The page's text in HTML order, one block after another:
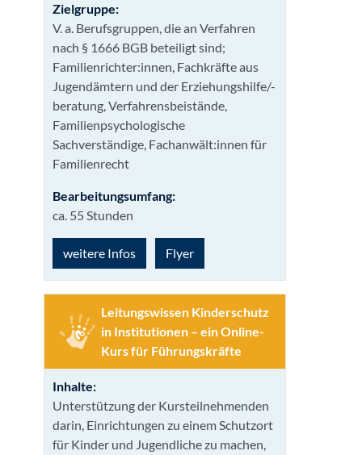
Zielgruppe:
V. a. Berufsgruppen, die an Verfahren
nach § 1666 BGB beteiligt sind;
Familienrichter:innen, Fachkräfte aus
Jugendämtern und der Erziehungshilfe/-
beratung, Verfahrensbeistände,
Familienpsychologische
Sachverständige, Fachanwält:innen für
Familienrecht
Bearbeitungsumfang:
ca. 55 Stunden
weitere Infos Flyer
Leitungswissen Kinderschutz
in Institutionen – ein Online-
Kurs für Führungskräfte
Inhalte:
Unterstützung der Kursteilnehmenden
darin, Einrichtungen zu einem Schutzort
für Kinder und Jugendliche zu machen,